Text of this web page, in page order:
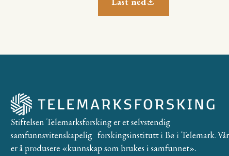
Stiftelsen Telemarksforsking er et selvstendig
samfunnsvitenskapelig forskingsinstitutt i Bø i Telemark.
er å produsere «kunnskap som brukes i samfunnet».